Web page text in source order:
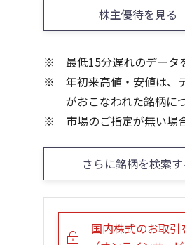
株主優待を見る
最低15分遅れのデータ
年初来高値・安値は、
がおこなわれた銘柄に
市場のご指定が無い場
さらに銘柄を検索す
国内株式のお取引